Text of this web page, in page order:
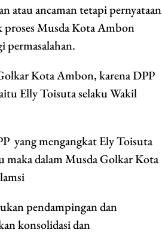
atau ancaman tetapi pernyataan
Musda Kota Ambon
permasalahan.
Kota Ambon, karena DPP
Elly Toisuta selaku Wakil
yang mengangkat Ely Toisuta
dalam Musda Golkar Kota
pendampingan dan
konsolidasi dan